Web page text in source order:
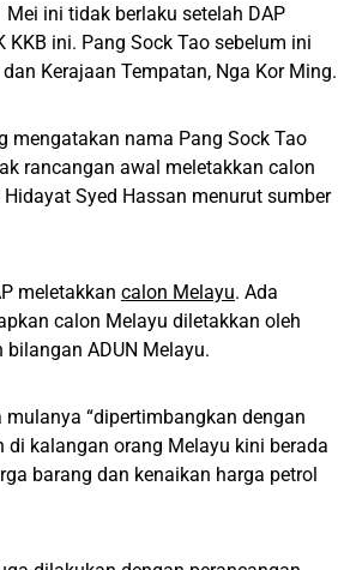
ini tidak berlaku setelah DAP
ini. Pang Sock Tao sebelum ini
Kerajaan Tempatan, Nga Kor Ming.
mengatakan nama Pang Sock Tao
rancangan awal meletakkan calon
Syed Hassan menurut sumber
meletakkan calon Melayu. Ada
calon Melayu diletakkan oleh
ADUN Melayu.
“dipertimbangkan dengan
di kalangan orang Melayu kini berada
barang dan kenaikan harga petrol